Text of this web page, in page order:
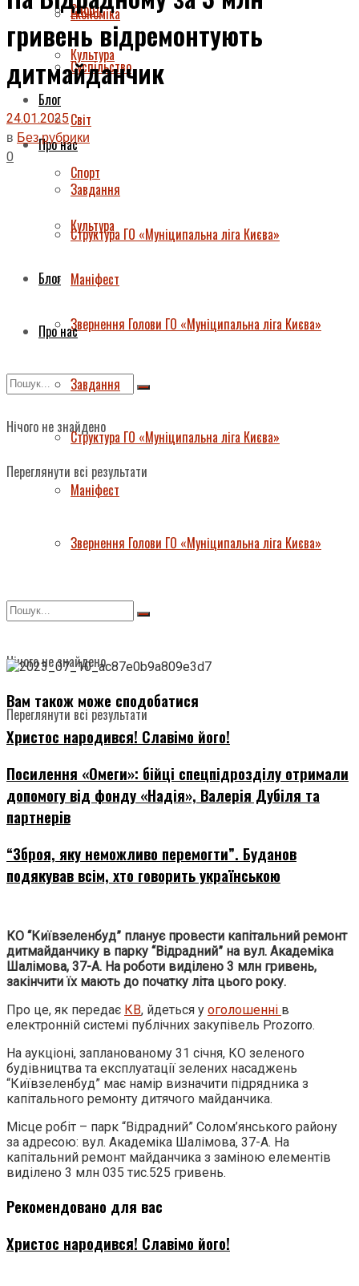
Спорт
Культура
Блог
Про нас
Завдання
Структура ГО «Муніципальна ліга Києва»
Маніфест
Звернення Голови ГО «Муніципальна ліга Києва»
Нічого не знайдено
Переглянути всі результати
Економіка
Суспільство
Світ
Спорт
Культура
Блог
Про нас
Завдання
Структура ГО «Муніципальна ліга Києва»
Маніфест
Звернення Голови ГО «Муніципальна ліга Києва»
Нічого не знайдено
Переглянути всі результати
гривень відремонтують
дитмайданчик
24.01.2025
в Без рубрики
0
Вам також може сподобатися
Христос народився! Славімо його!
Посилення «Омеги»: бійці спецпідрозділу отримали
допомогу від фонду «Надія», Валерія Дубіля та
партнерів
“Зброя, яку неможливо перемогти”. Буданов
подякував всім, хто говорить українською
КО “Київзеленбуд” планує провести капітальний ремонт
дитмайданчику в парку “Відрадний” на вул. Академіка
Шалімова, 37-А. На роботи виділено 3 млн гривень,
закінчити їх мають до початку літа цього року.
Про це, як передає КВ, йдеться у оголошенні в
електронній системі публічних закупівель Prozorro.
На аукціоні, запланованому 31 січня, КО зеленого
будівництва та експлуатації зелених насаджень
“Київзеленбуд” має намір визначити підрядника з
капітального ремонту дитячого майданчика.
Місце робіт – парк “Відрадний” Солом’янського району
за адресою: вул. Академіка Шалімова, 37-А. На
капітальний ремонт майданчика з заміною елементів
виділено 3 млн 035 тис.525 гривень.
Рекомендовано для вас
Христос народився! Славімо його!